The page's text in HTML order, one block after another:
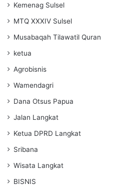
Kemenag Sulsel
MTQ XXXIV Sulsel
Musabaqah Tilawatil Quran
ketua
Agrobisnis
Wamendagri
Dana Otsus Papua
Jalan Langkat
Ketua DPRD Langkat
Sribana
Wisata Langkat
BISNIS